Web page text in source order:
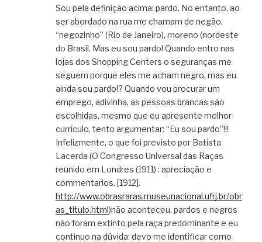
Sou pela definição acima: pardo. No entanto, ao
ser abordado na rua me chamam de negão,
“negozinho” (Rio de Janeiro), moreno (nordeste
do Brasil. Mas eu sou pardo! Quando entro nas
lojas dos Shopping Centers o seguranças me
seguem porque eles me acham negro, mas eu
ainda sou pardo!? Quando vou procurar um
emprego, adivinha, as pessoas brancas são
escolhidas, mesmo que eu apresente melhor
currículo, tento argumentar: “Eu sou pardo”!!!
Infelizmente, o que foi previsto por Batista
Lacerda (O Congresso Universal das Raças
reunido em Londres (1911) : apreciação e
commentarios. [1912].
http://www.obrasraras.museunacional.ufrj.br/obr
as_titulo.html)não aconteceu, pardos e negros
não foram extinto pela raça predominante e eu
continuo na dúvida: devo me identificar como